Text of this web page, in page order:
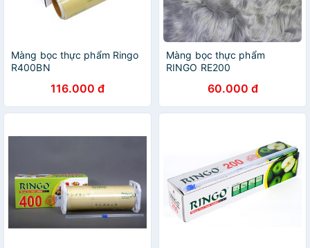
Màng bọc thực phẩm Ringo
R400BN
116.000 đ
Màng bọc thực phẩm
RINGO RE200
60.000 đ